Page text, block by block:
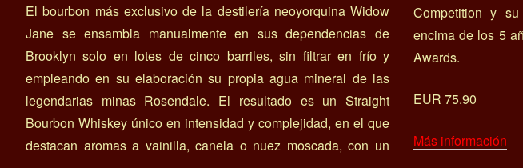
El bourbon más exclusivo de la destilería neoyorquina Widow
Jane se ensambla manualmente en sus dependencias de
Brooklyn solo en lotes de cinco barriles, sin filtrar en frío y
empleando en su elaboración su propia agua mineral de las
legendarias minas Rosendale. El resultado es un Straight
Bourbon Whiskey único en intensidad y complejidad, en el que
destacan aromas a vainilla, canela o nuez moscada, con un
Competition y
encima de los 5
Awards.
EUR 75.90
Más información